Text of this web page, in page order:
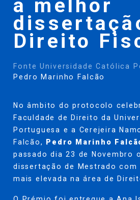
a melhor
Direito
Fonte Universidade Católica
Pedro Marinho Falcão
No âmbito do protocolo
Faculdade de Direito da
Portuguesa e a Cerejeira
Falcão,
Pedro Marinho
passado dia 23 de Novembro
dissertação de Mestrado
mais elevada na área de